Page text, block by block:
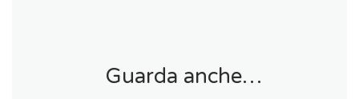
Guarda anche…